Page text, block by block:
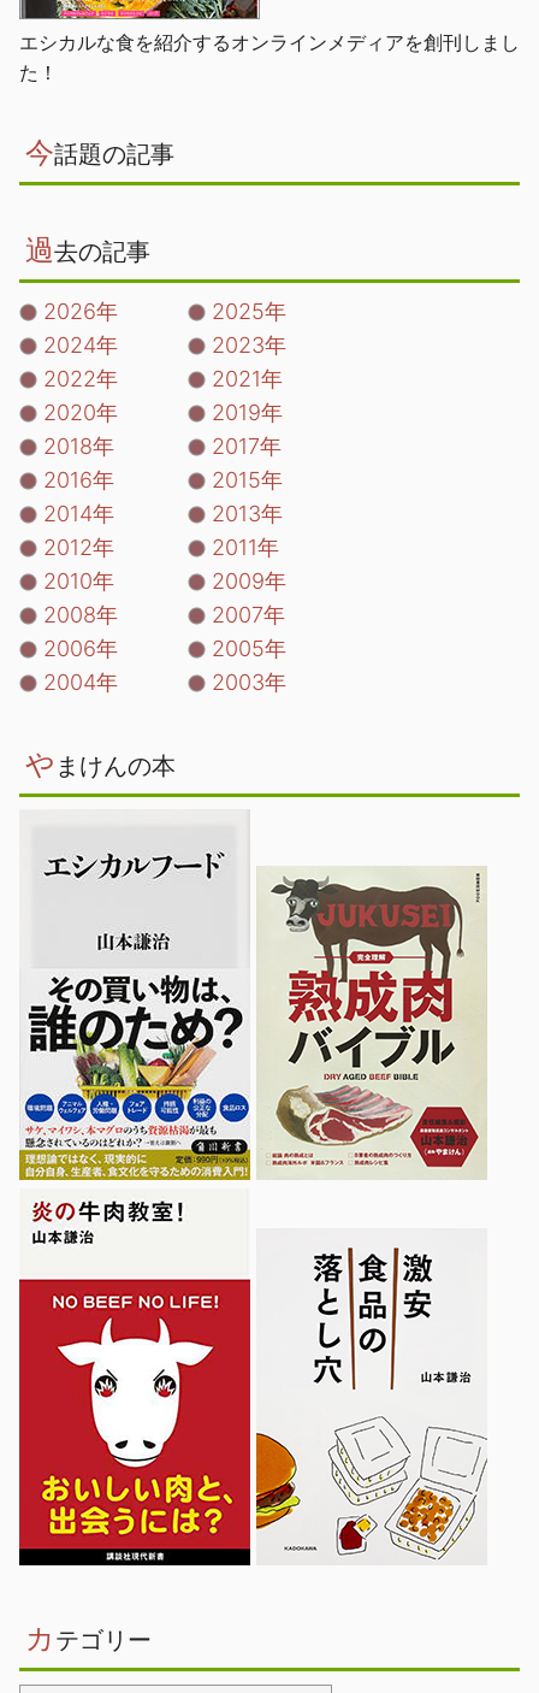
エシカルな食を紹介するオンラインメディアを創刊しまし
た！
今話題の記事
過去の記事
2026年
2025年
2024年
2023年
2022年
2021年
2020年
2019年
2018年
2017年
2016年
2015年
2014年
2013年
2012年
2011年
2010年
2009年
2008年
2007年
2006年
2005年
2004年
2003年
や まけんの本
カ テゴリー